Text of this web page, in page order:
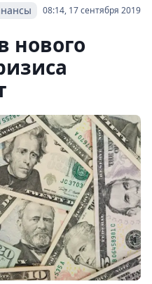
08:14, 17 сентября 2019
нового